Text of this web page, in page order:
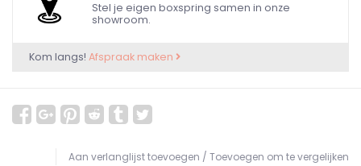
Stel je eigen boxspring samen in onze
showroom.
Kom langs! Afspraak maken
Aan verlanglijst toevoegen / Toevoegen om te vergelijken